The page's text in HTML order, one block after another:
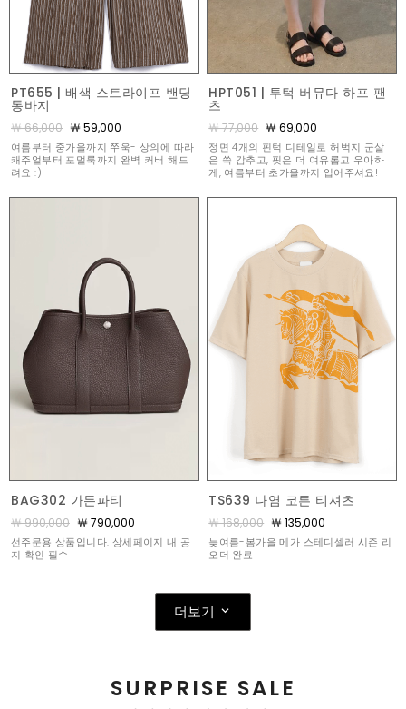
PT655 | 배색 스트라이프 밴딩
통바지
￦ 66,000 ￦ 59,000
여름부터 중가을까지 쭈욱- 상의에 따라
캐주얼부터 포멀룩까지 완벽 커버 해드
려요 :)
HPT051 | 투턱 버뮤다 하프 팬
츠
￦ 77,000 ￦ 69,000
정면 4개의 핀턱 디테일로 허벅지 군살
은 쏙 감추고, 핏은 더 여유롭고 우아하
게, 여름부터 초가을까지 입어주셔요!
BAG302 가든파티
￦ 990,000 ￦ 790,000
선주문용 상품입니다. 상세페이지 내 공
지 확인 필수
TS639 나염 코튼 티셔츠
￦ 168,000 ￦ 135,000
늦여름-봄가을 메가 스테디셀러 시즌 리
오더 완료
더보기
SURPRISE SALE